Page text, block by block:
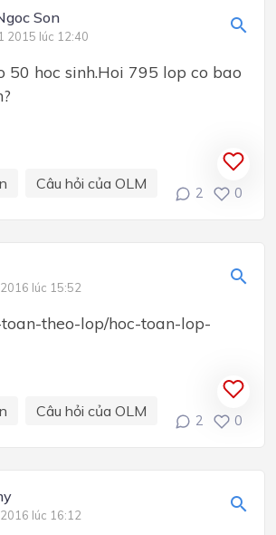
Son
2015 lúc 12:40
50 hoc sinh.Hoi 795 lop co bao
Câu hỏi của OLM
2 0
lúc 15:52
theo-lop/hoc-toan-lop-
Câu hỏi của OLM
2 0
lúc 16:12